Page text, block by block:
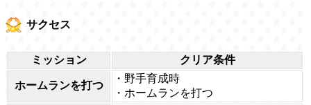
サクセス
ミッション クリア条件
ホームランを打つ
・野手育成時
・ホームランを打つ